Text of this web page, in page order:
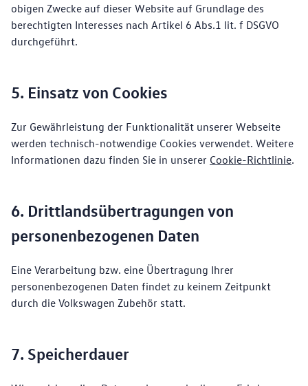
obigen Zwecke auf dieser Website auf Grundlage des
berechtigten Interesses nach Artikel 6 Abs.1 lit. f DSGVO
durchgeführt.
5. Einsatz von Cookies
Zur Gewährleistung der Funktionalität unserer Webseite
werden technisch-notwendige Cookies verwendet. Weitere
Informationen dazu finden Sie in unserer Cookie-Richtlinie.
6. Drittlandsübertragungen von
personenbezogenen Daten
Eine Verarbeitung bzw. eine Übertragung Ihrer
personenbezogenen Daten findet zu keinem Zeitpunkt
durch die Volkswagen Zubehör statt.
7. Speicherdauer